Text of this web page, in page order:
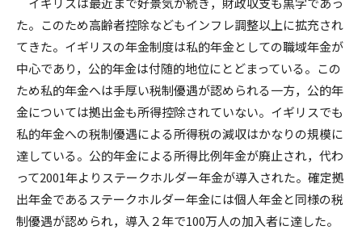
た。このため高齢者控除などもインフレ調整以上に拡充され
てきた。イギリスの年金制度は私的年金としての職域年金が
中心であり，公的年金は付随的地位にとどまっている。この
ため私的年金へは手厚い税制優遇が認められる一方，公的年
金については拠出金も所得控除されていない。イギリスでも
私的年金への税制優遇による所得税の減収はかなりの規模に
達している。公的年金による所得比例年金が廃止され，代わ
って2001年よりステークホルダー年金が導入された。確定拠
出年金であるステークホルダー年金には個人年金と同様の税
制優遇が認められ，導入２年で100万人の加入者に達した。